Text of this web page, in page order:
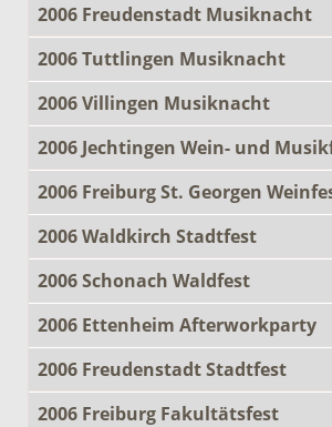
2006 Freudenstadt Musiknacht
2006 Tuttlingen Musiknacht
2006 Villingen Musiknacht
2006 Jechtingen Wein- und
2006 Freiburg St. Georgen
2006 Waldkirch Stadtfest
2006 Schonach Waldfest
2006 Ettenheim Afterworkparty
2006 Freudenstadt Stadtfest
2006 Freiburg Fakultätsfest